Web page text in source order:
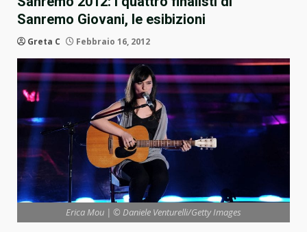
Sanremo Giovani, le esibizioni
Greta C Febbraio 16, 2012
Erica Mou | © Daniele Venturelli/Getty Images